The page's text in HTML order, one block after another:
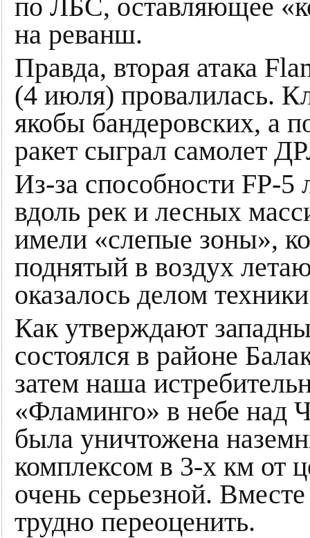
по ЛБС, оставляющее
на реванш.
Правда, вторая атака
(4 июля) провалилась.
якобы бандеровских, а
ракет сыграл самолет
Из-за способности FP-5
вдоль рек и лесных
имели «слепые зоны»,
поднятый в воздух
оказалось делом
Как утверждают
состоялся в районе
затем наша
«Фламинго» в небе над
была уничтожена
комплексом в 3-х км от
очень серьезной.
трудно переоценить.